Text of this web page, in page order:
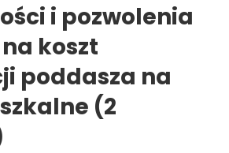
i pozwolenia
koszt
poddasza na
(2